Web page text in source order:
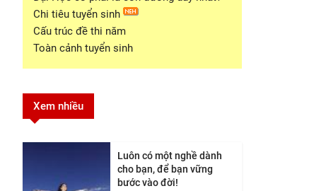
Chi tiêu tuyển sinh
Cấu trúc đề thi năm
Toàn cảnh tuyển sinh
Xem nhiều
Luôn có một nghề dành
cho bạn, để bạn vững
bước vào đời!